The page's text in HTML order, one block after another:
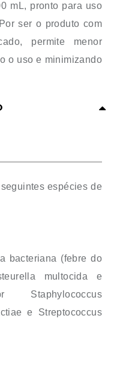
mL, pronto para uso
ser o produto com
permite menor
o uso e minimizando
espécies de
bacteriana (febre do
multocida e
e Streptococcus